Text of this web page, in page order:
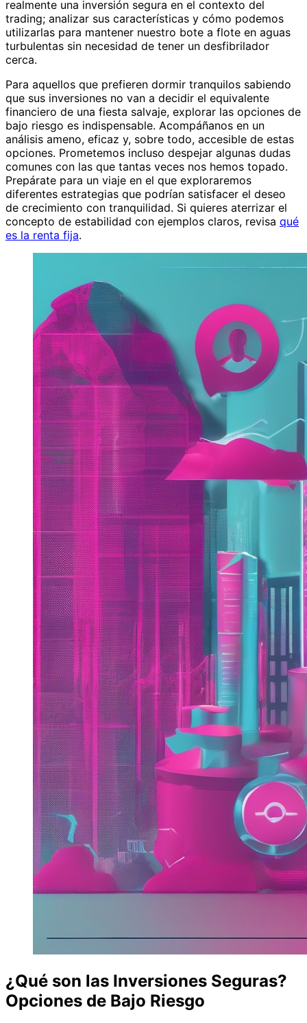
realmente una inversión segura en el contexto del
trading; analizar sus características y cómo podemos
utilizarlas para mantener nuestro bote a flote en aguas
turbulentas sin necesidad de tener un desfibrilador
cerca.
Para aquellos que prefieren dormir tranquilos sabiendo
que sus inversiones no van a decidir el equivalente
financiero de una fiesta salvaje, explorar las opciones de
bajo riesgo es indispensable. Acompáñanos en un
análisis ameno, eficaz y, sobre todo, accesible de estas
opciones. Prometemos incluso despejar algunas dudas
comunes con las que tantas veces nos hemos topado.
Prepárate para un viaje en el que exploraremos
diferentes estrategias que podrían satisfacer el deseo
de crecimiento con tranquilidad. Si quieres aterrizar el
concepto de estabilidad con ejemplos claros, revisa qué
es la renta fija.
¿Qué son las Inversiones Seguras?
Opciones de Bajo Riesgo